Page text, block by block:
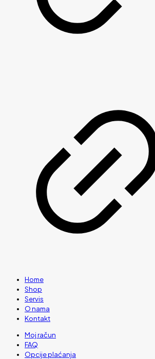
Home
Shop
Servis
O nama
Kontakt
Moj račun
FAQ
Opcije plaćanja